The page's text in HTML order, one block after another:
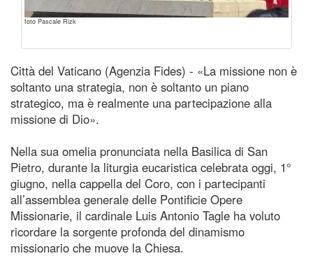
foto Pascale Rizk
Città del Vaticano (Agenzia Fides) - «La missione non è
soltanto una strategia, non è soltanto un piano
strategico, ma è realmente una partecipazione alla
missione di Dio».
Nella sua omelia pronunciata nella Basilica di San
Pietro, durante la liturgia eucaristica celebrata oggi, 1°
giugno, nella cappella del Coro, con i partecipanti
all’assemblea generale delle Pontificie Opere
Missionarie, il cardinale Luis Antonio Tagle ha voluto
ricordare la sorgente profonda del dinamismo
missionario che muove la Chiesa.